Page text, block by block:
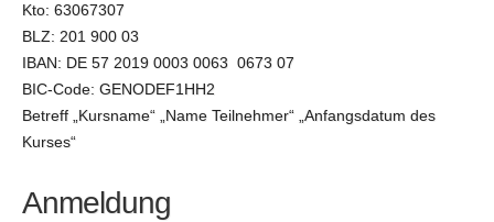
Kto: 63067307
BLZ: 201 900 03
IBAN: DE 57 2019 0003 0063 0673 07
BIC-Code: GENODEF1HH2
Betreff „Kursname“ „Name Teilnehmer“ „Anfangsdatum des
Kurses“
Anmeldung